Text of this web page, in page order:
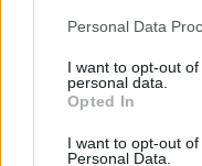
Personal Data
I want to opt-out
personal data.
Opted In
I want to opt-out
Personal Data.
Το... Made in China
Ελλάδα